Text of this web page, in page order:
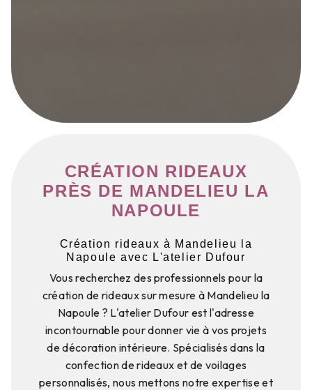
CRÉATION RIDEAUX
PRÈS DE MANDELIEU LA
NAPOULE
Création rideaux à Mandelieu la
Napoule avec L'atelier Dufour
Vous recherchez des professionnels pour la
création de rideaux sur mesure à Mandelieu la
Napoule ? L'atelier Dufour est l'adresse
incontournable pour donner vie à vos projets
de décoration intérieure. Spécialisés dans la
confection de rideaux et de voilages
personnalisés, nous mettons notre expertise et